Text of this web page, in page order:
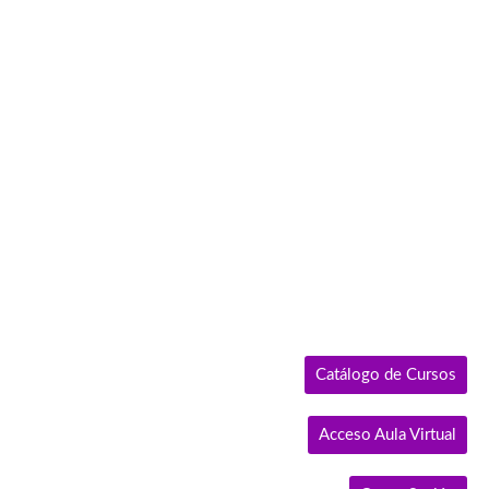
Catálogo de Cursos
Acceso Aula Virtual